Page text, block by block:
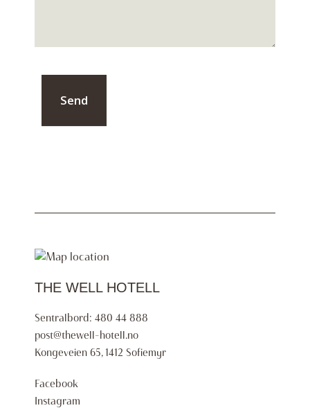
Send
THE WELL HOTELL
Sentralbord: 480 44 888
post@thewell-hotell.no
Kongeveien 65, 1412 Sofiemyr
Facebook
Instagram